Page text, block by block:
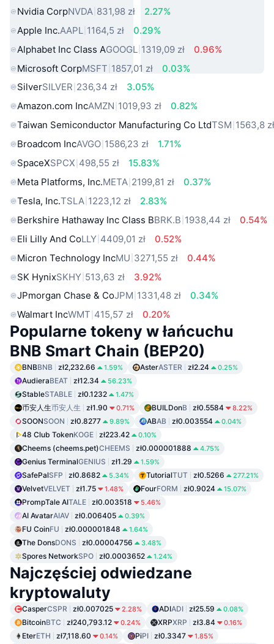
Nvidia CorpNVDA 831,98 zł
2.27%
Apple Inc.AAPL 1164,5 zł
0.29%
Alphabet Inc Class AGOOGL 1319,09 zł
0.96%
Microsoft CorpMSFT 1857,01 zł
0.03%
SilverSILVER 236,34 zł
3.05%
Amazon.com IncAMZN 1019,93 zł
0.82%
Taiwan Semiconductor Manufacturing Co LtdTSM 1563,8
Broadcom IncAVGO 1586,23 zł
1.71%
SpaceXSPCX 498,55 zł
15.83%
Meta Platforms, Inc.META 2199,81 zł
0.37%
Tesla, Inc.TSLA 1223,12 zł
2.83%
Berkshire Hathaway Inc Class BBRK.B 1938,44 zł
0.54%
Eli Lilly And CoLLY 4409,01 zł
0.52%
Micron Technology IncMU 3271,55 zł
0.44%
SK HynixSKHY 513,63 zł
3.92%
JPmorgan Chase & CoJPM 1331,48 zł
0.34%
Walmart IncWMT 415,57 zł 0.20%
Popularne tokeny w łańcuchu
BNB Smart Chain (BEP20)
BNBBNB zł2,232.66 1.59% AsterASTER zł2.24 0.25%
AudieraBEAT zł12.34 56.23%
StableSTABLE zł0.1232 1.47%
币安人生币安人生 zł1.90 0.71% BUILDonB zł0.5584 8.22%
SOONSOON zł0.8277 9.89% ABAB zł0.003554 0.04%
48 Club TokenKOGE zł223.42 0.10%
Cheems (cheems.pet)CHEEMS zł0.000001888 4.75%
Genius TerminalGENIUS zł1.29 1.59%
SafePalSFP zł0.8682 5.34% TutorialTUT zł0.5266 277.21%
VelvetVELVET zł1.75 1.48% FourFORM zł0.9024 15.07%
PrompTale AITALE zł0.003518 5.46%
AI AvatarAIAV zł0.006405 0.39%
FU CoinFU zł0.000001848 1.64%
The DonsDONS zł0.00004756 3.48%
Spores NetworkSPO zł0.0003652 1.24%
Najczęściej odwiedzane
kryptowaluty
CasperCSPR zł0.007025 2.28% ADIADI zł25.59 0.08%
BitcoinBTC zł240,793.12 0.24% XRPXRP zł3.84 0.16%
EterETH zł7,118.60 0.14% PiPI zł0.3347 1.85%